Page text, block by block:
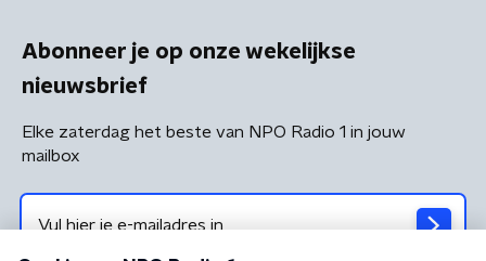
Abonneer je op onze wekelijkse
nieuwsbrief
Elke zaterdag het beste van NPO Radio 1 in jouw
mailbox